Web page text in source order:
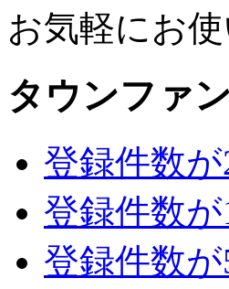
お気軽にお
タウンファ
登録件数
登録件数
登録件数